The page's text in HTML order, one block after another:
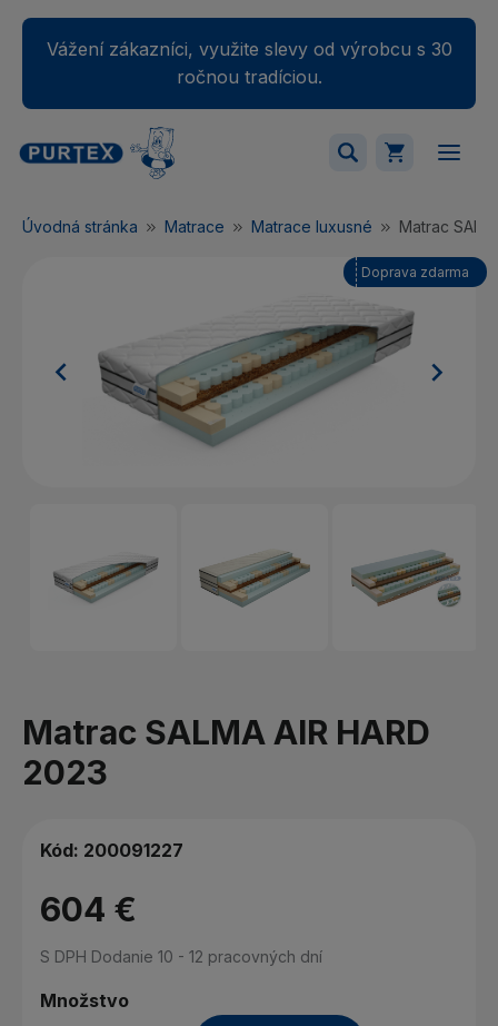
Vážení zákazníci, využite slevy od výrobcu s 30
ročnou tradíciou.
Váš nákupný košík je momentálne prázdny.
Úvodná stránka Matrace Matrace luxusné Matrac
 
Doprava zdarma
Matrac SALMA AIR HARD
2023
Kód: 200091227
604 €
S DPH Dodanie 10 - 12 pracovných dní
Množstvo